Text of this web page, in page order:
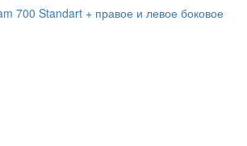
700 Standart + правое и левое боковое